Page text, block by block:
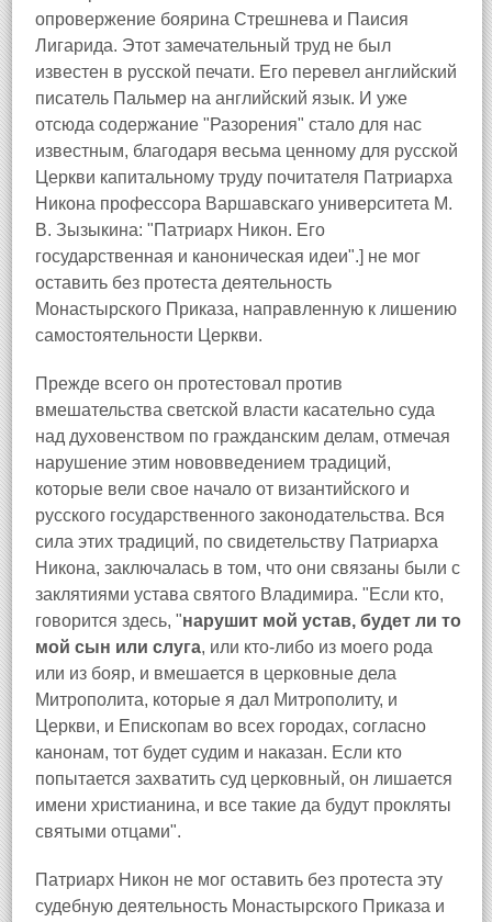
опровержение боярина Стрешнева и Паисия
Лигарида. Этот замечательный труд не был
известен в русской печати. Его перевел английский
писатель Пальмер на английский язык. И уже
отсюда содержание "Разорения" стало для нас
известным, благодаря весьма ценному для русской
Церкви капитальному труду почитателя Патриарха
Никона профессора Варшавскаго университета М.
В. Зызыкина: "Патриарх Никон. Его
государственная и каноническая идеи".] не мог
оставить без протеста деятельность
Монастырского Приказа, направленную к лишению
самостоятельности Церкви.
Прежде всего он протестовал против
вмешательства светской власти касательно суда
над духовенством по гражданским делам, отмечая
нарушение этим нововведением традиций,
которые вели свое начало от византийского и
русского государственного законодательства. Вся
сила этих традиций, по свидетельству Патриарха
Никона, заключалась в том, что они связаны были с
заклятиями устава святого Владимира. "Если кто,
говорится здесь, "нарушит мой устав, будет ли то
мой сын или слуга, или кто-либо из моего рода
или из бояр, и вмешается в церковные дела
Митрополита, которые я дал Митрополиту, и
Церкви, и Епископам во всех городах, согласно
канонам, тот будет судим и наказан. Если кто
попытается захватить суд церковный, он лишается
имени христианина, и все такие да будут прокляты
святыми отцами".
Патриарх Никон не мог оставить без протеста эту
судебную деятельность Монастырского Приказа и